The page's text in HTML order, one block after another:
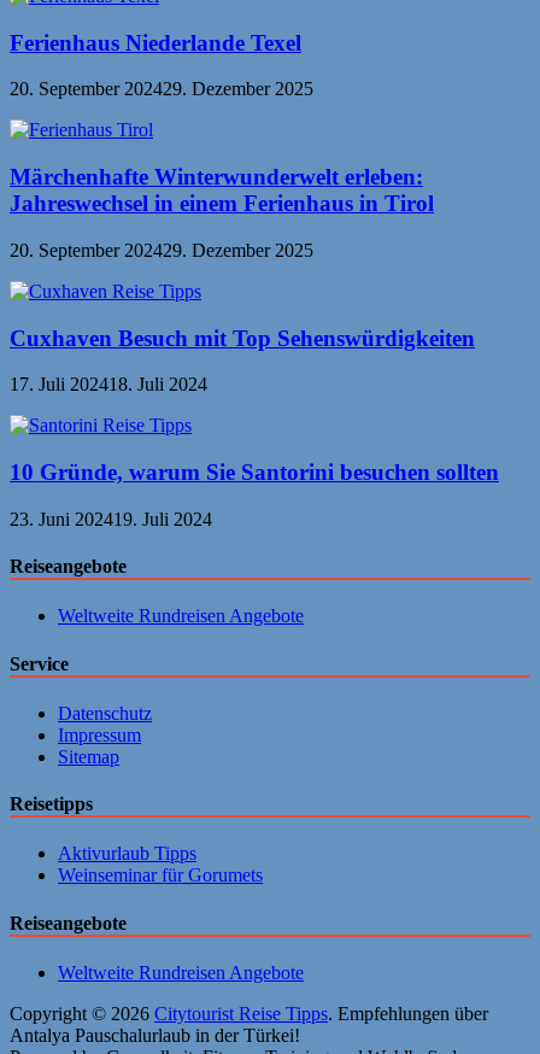
Ferienhaus Niederlande Texel
20. September 202429. Dezember 2025
Märchenhafte Winterwunderwelt erleben:
Jahreswechsel in einem Ferienhaus in Tirol
20. September 202429. Dezember 2025
Cuxhaven Besuch mit Top Sehenswürdigkeiten
17. Juli 202418. Juli 2024
10 Gründe, warum Sie Santorini besuchen sollten
23. Juni 202419. Juli 2024
Reiseangebote
Weltweite Rundreisen Angebote
Service
Datenschutz
Impressum
Sitemap
Reisetipps
Aktivurlaub Tipps
Weinseminar für Gorumets
Reiseangebote
Weltweite Rundreisen Angebote
Copyright © 2026 Citytourist Reise Tipps. Empfehlungen über
Antalya Pauschalurlaub in der Türkei!